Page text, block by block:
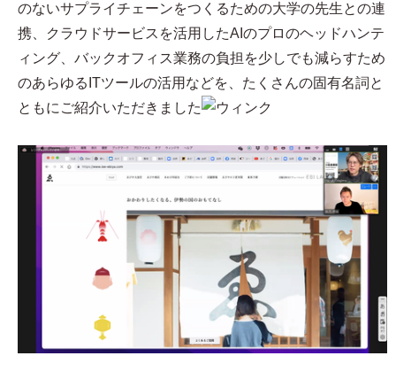
のないサプライチェーンをつくるための大学の先生との連
携、クラウドサービスを活用したAIのプロのヘッドハンテ
ィング、バックオフィス業務の負担を少しでも減らすため
のあらゆるITツールの活用などを、たくさんの固有名詞と
ともにご紹介いただきました